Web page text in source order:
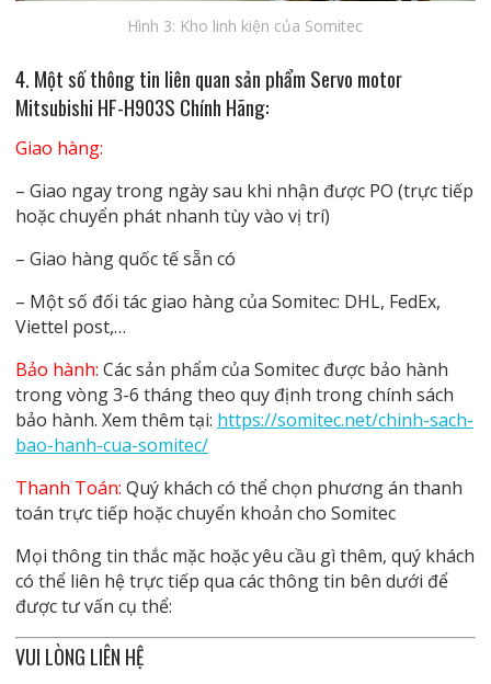
Hình 3: Kho linh kiện của Somitec
4. Một số thông tin liên quansản phẩm Servo motor
Mitsubishi HF-H903S Chính Hãng:
Giao hàng:
– Giao ngay trong ngày sau khi nhận được PO (trực tiếp
hoặc chuyển phát nhanh tùy vào vị trí)
– Giao hàng quốc tế sẵn có
– Một số đối tác giao hàng của Somitec: DHL, FedEx,
Viettel post,…
Bảo hành: Các sản phẩm của Somitec được bảo hành
trong vòng 3-6 tháng theo quy định trong chính sách
bảo hành. Xem thêm tại: https://somitec.net/chinh-sach-
bao-hanh-cua-somitec/
Thanh Toán: Quý khách có thể chọn phương án thanh
toán trực tiếp hoặc chuyển khoản cho Somitec
Mọi thông tin thắc mặc hoặc yêu cầu gì thêm, quý khách
có thể liên hệ trực tiếp qua các thông tin bên dưới để
được tư vấn cụ thể:
VUI LÒNG LIÊN HỆ